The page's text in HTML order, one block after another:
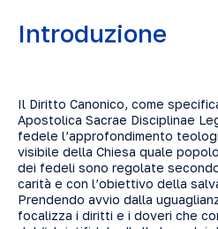
Introduzione
Il Diritto Canonico, come
Apostolica Sacrae Disciplinae
fedele l’approfondimento
visibile della Chiesa quale
dei fedeli sono regolate
carità e con l’obiettivo della
Prendendo avvio dalla
focalizza i diritti e i doveri che